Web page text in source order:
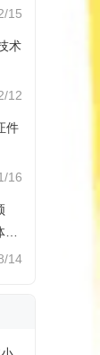
15
术
12
件
16
14